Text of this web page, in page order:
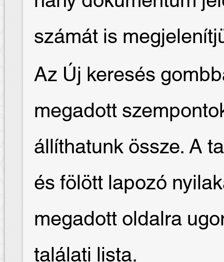
számát is
Az Új keresés
megadott
állíthatunk össze. A
és fölött lapozó
megadott oldalra